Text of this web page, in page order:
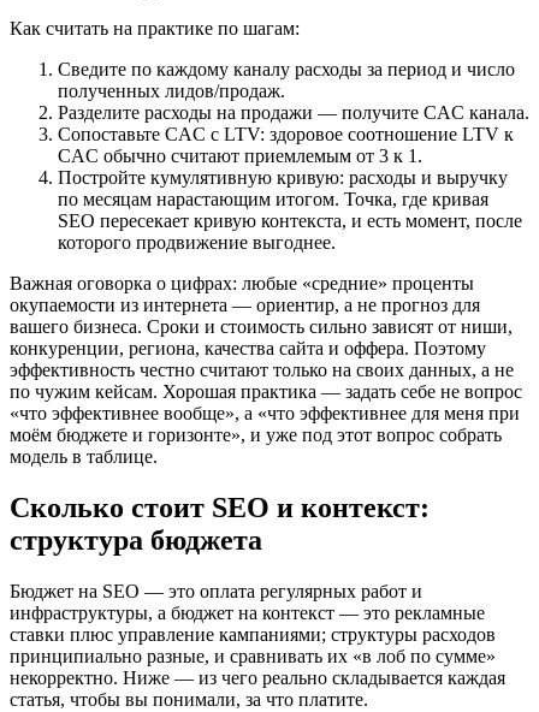
Как считать на практике по шагам:
Сведите по каждому каналу расходы за период и число
полученных лидов/продаж.
Разделите расходы на продажи — получите CAC канала.
Сопоставьте CAC с LTV: здоровое соотношение LTV к
CAC обычно считают приемлемым от 3 к 1.
Постройте кумулятивную кривую: расходы и выручку
по месяцам нарастающим итогом. Точка, где кривая
SEO пересекает кривую контекста, и есть момент, после
которого продвижение выгоднее.
Важная оговорка о цифрах: любые «средние» проценты
окупаемости из интернета — ориентир, а не прогноз для
вашего бизнеса. Сроки и стоимость сильно зависят от ниши,
конкуренции, региона, качества сайта и оффера. Поэтому
эффективность честно считают только на своих данных, а не
по чужим кейсам. Хорошая практика — задать себе не вопрос
«что эффективнее вообще», а «что эффективнее для меня при
моём бюджете и горизонте», и уже под этот вопрос собрать
модель в таблице.
Сколько стоит SEO и контекст:
структура бюджета
Бюджет на SEO — это оплата регулярных работ и
инфраструктуры, а бюджет на контекст — это рекламные
ставки плюс управление кампаниями; структуры расходов
принципиально разные, и сравнивать их «в лоб по сумме»
некорректно. Ниже — из чего реально складывается каждая
статья, чтобы вы понимали, за что платите.